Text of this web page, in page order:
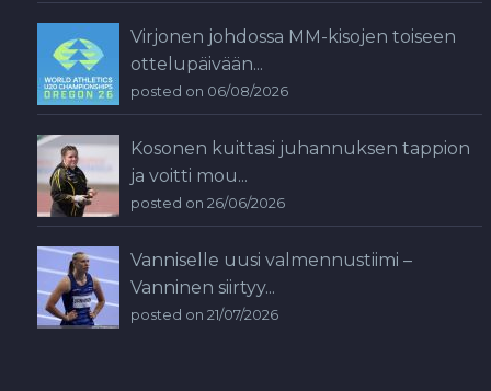
Virjonen johdossa MM-kisojen toiseen
ottelupäivään...
posted on 06/08/2026
Kosonen kuittasi juhannuksen tappion
ja voitti mou...
posted on 26/06/2026
Vanniselle uusi valmennustiimi –
Vanninen siirtyy...
posted on 21/07/2026